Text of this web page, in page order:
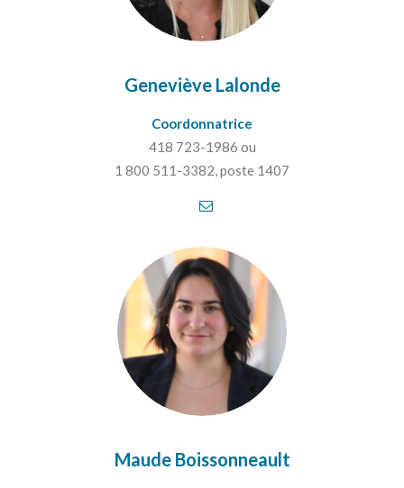
Geneviève Lalonde
Coordonnatrice
418 723-1986 ou
1 800 511-3382, poste 1407
Maude Boissonneault